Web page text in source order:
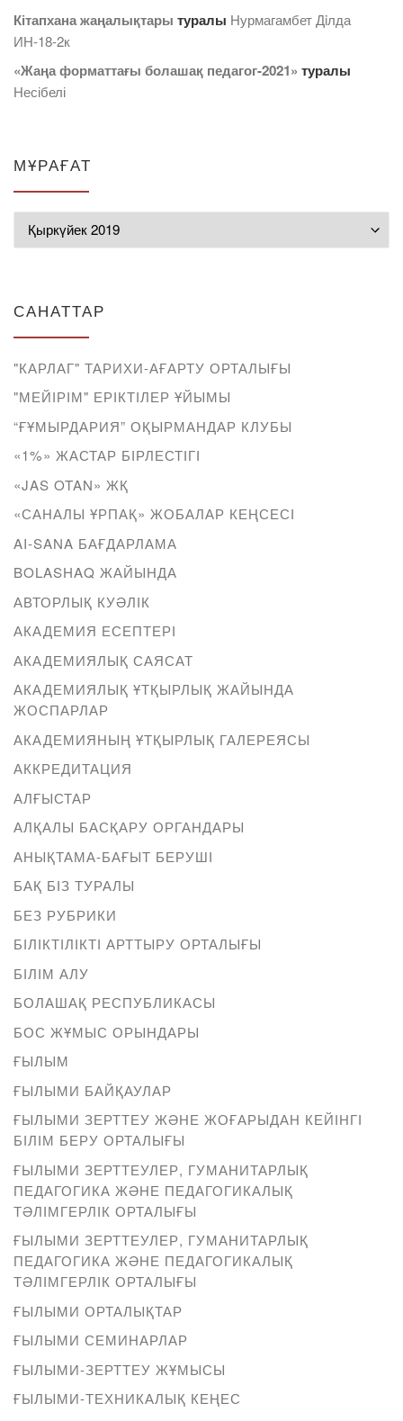
Кітапхана жаңалықтары туралы Нурмагамбет Дiлда
ИН-18-2к
«Жаңа форматтағы болашақ педагог-2021» туралы
Несібелі
МҰРАҒАТ
САНАТТАР
"КАРЛАГ" ТАРИХИ-АҒАРТУ ОРТАЛЫҒЫ
"МЕЙІРІМ" ЕРІКТІЛЕР ҰЙЫМЫ
“ҒҰМЫРДАРИЯ” ОҚЫРМАНДАР КЛУБЫ
«1%» ЖАСТАР БІРЛЕСТІГІ
«JAS OTAN» ЖҚ
«САНАЛЫ ҰРПАҚ» ЖОБАЛАР КЕҢСЕСІ
AI-SANA БАҒДАРЛАМА
BOLASHAQ ЖАЙЫНДА
АВТОРЛЫҚ КУӘЛІК
АКАДЕМИЯ ЕСЕПТЕРІ
АКАДЕМИЯЛЫҚ САЯСАТ
АКАДЕМИЯЛЫҚ ҰТҚЫРЛЫҚ ЖАЙЫНДА
ЖОСПАРЛАР
АКАДЕМИЯНЫҢ ҰТҚЫРЛЫҚ ГАЛЕРЕЯСЫ
АККРЕДИТАЦИЯ
АЛҒЫСТАР
АЛҚАЛЫ БАСҚАРУ ОРГАНДАРЫ
АНЫҚТАМА-БАҒЫТ БЕРУШІ
БАҚ БІЗ ТУРАЛЫ
БЕЗ РУБРИКИ
БІЛІКТІЛІКТІ АРТТЫРУ ОРТАЛЫҒЫ
БІЛІМ АЛУ
БОЛАШАҚ РЕСПУБЛИКАСЫ
БОС ЖҰМЫС ОРЫНДАРЫ
ҒЫЛЫМ
ҒЫЛЫМИ БАЙҚАУЛАР
ҒЫЛЫМИ ЗЕРТТЕУ ЖӘНЕ ЖОҒАРЫДАН КЕЙІНГІ
БІЛІМ БЕРУ ОРТАЛЫҒЫ
ҒЫЛЫМИ ЗЕРТТЕУЛЕР, ГУМАНИТАРЛЫҚ
ПЕДАГОГИКА ЖӘНЕ ПЕДАГОГИКАЛЫҚ
ТӘЛІМГЕРЛІК ОРТАЛЫҒЫ
ҒЫЛЫМИ ЗЕРТТЕУЛЕР, ГУМАНИТАРЛЫҚ
ПЕДАГОГИКА ЖӘНЕ ПЕДАГОГИКАЛЫҚ
ТӘЛІМГЕРЛІК ОРТАЛЫҒЫ
ҒЫЛЫМИ ОРТАЛЫҚТАР
ҒЫЛЫМИ СЕМИНАРЛАР
ҒЫЛЫМИ-ЗЕРТТЕУ ЖҰМЫСЫ
ҒЫЛЫМИ-ТЕХНИКАЛЫҚ КЕҢЕС